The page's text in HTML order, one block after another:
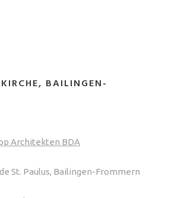
BAILINGEN-
Architekten BDA
St. Paulus, Bailingen-Frommern